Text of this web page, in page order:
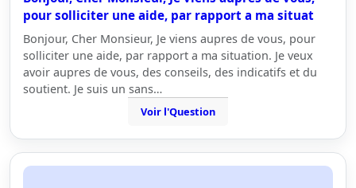
pour solliciter une aide, par rapport a ma situat
Bonjour, Cher Monsieur, Je viens aupres de vous, pour
solliciter une aide, par rapport a ma situation. Je veux
avoir aupres de vous, des conseils, des indicatifs et du
soutient. Je suis un sans…
Voir l'Question